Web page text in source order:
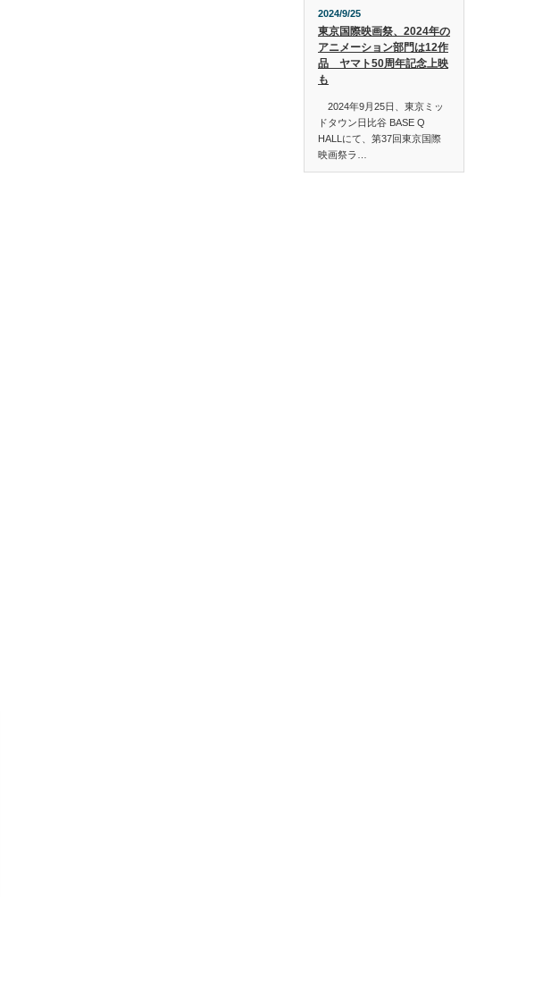
2024/9/25
東京国際映画祭、2024年の
アニメーション部門は12作
品 ヤマト50周年記念上映
も
2024年9月25日、東京ミッ
ドタウン日比谷 BASE Q
HALLにて、第37回東京国際
映画祭ラ…